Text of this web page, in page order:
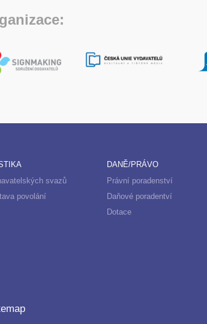
svazů
povolání
DANĚ/PRÁVO
Právní poradenství
Daňové poradentví
Dotace